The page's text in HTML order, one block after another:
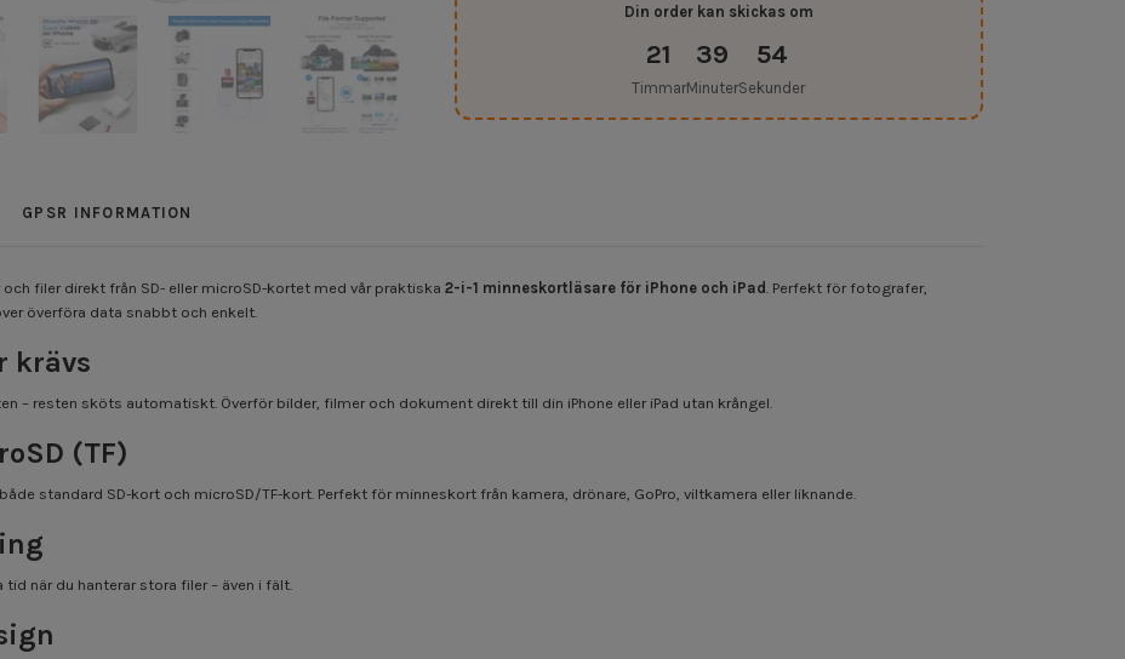
Din order kan skickas om
21
Timmar
39
Minuter
53
Sekunder
GPSR INFORMATION
filer direkt från SD- eller microSD-kortet med vår praktiska 2-i-1 minneskortläsare för iPhone och iPad. Perfekt för fotografer,
överföra data snabbt och enkelt.
krävs
– resten sköts automatiskt. Överför bilder, filmer och dokument direkt till din iPhone eller iPad utan krångel.
(TF)
standard SD-kort och microSD/TF-kort. Perfekt för minneskort från kamera, drönare, GoPro, viltkamera eller liknande.
när du hanterar stora filer – även i fält.